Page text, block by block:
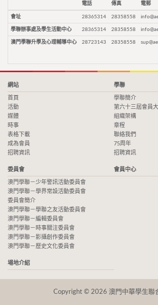
電話 傳真 電郵
會址 28365314 28358558
學聯辦事處及學生活動中心 28365314 28358558
澳門學聯升學及心理輔導中心 28723143 28358558
網站
首頁
活動
媒體
時事
表格下載
成為會員
招聘資訊
學聯
學聯簡介
第六十三屆會員
組織架構
章程
聯絡我們
75周年
招聘資訊
委員會
澳門學聯－少年警訊活動委員會
澳門學聯－學界常設活動委員會
委員會簡介
澳門學聯－學聯之友活動委員會
澳門學聯－編輯委員會
澳門學聯－時事關注委員會
澳門學聯－影攝創作委員會
澳門學聯－歷史文化委員會
會員中心
場地介紹
Copyright © 2026 澳門中華學生聯